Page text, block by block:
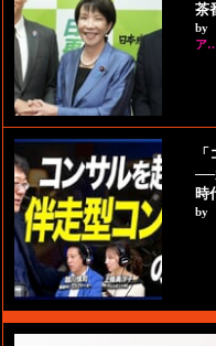
茶
by
ア
──
時
by